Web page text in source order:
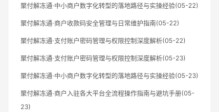
聚付解冻通·中小商户数字化转型的落地路径与实操经验(05-22)
聚付解冻通·商户收款码安全管理与日常维护指南(05-22)
聚付解冻通·支付账户密码管理与权限控制深度解析(05-22)
聚付解冻通·支付账户密码管理与权限控制深度解析(05-23)
聚付解冻通·中小商户数字化转型的落地路径与实操经验(05-23)
聚付解冻通·商户入驻各大平台全流程操作指南与避坑手册(05-
23)